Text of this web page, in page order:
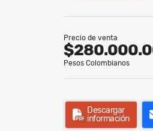
Precio de venta
Pesos Colombianos
Descargar
información